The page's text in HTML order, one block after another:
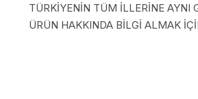
TÜRKİYENİN TÜM İLLERİNE AYNI
ÜRÜN HAKKINDA BİLGİ ALMAK